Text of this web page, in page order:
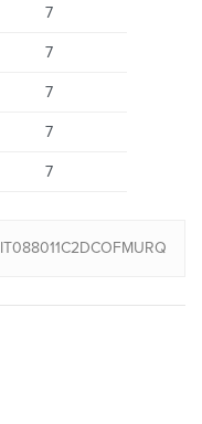
7
7
7
7
7
IT088011C2DCOFMURQ